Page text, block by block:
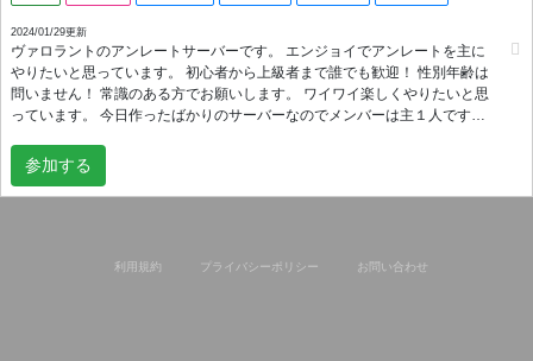
2024/01/29更新
ヴァロラントのアンレートサーバーです。 エンジョイでアンレートを主に
やりたいと思っています。 初心者から上級者まで誰でも歓迎！ 性別年齢は
問いません！ 常識のある方でお願いします。 ワイワイ楽しくやりたいと思
っています。 今日作ったばかりのサーバーなのでメンバーは主１人です笑
てください！
参加する
利用規約 プライバシーポリシー お問い合わせ